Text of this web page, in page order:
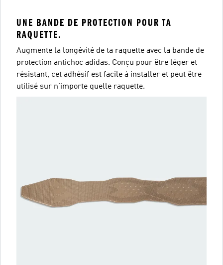
UNE BANDE DE PROTECTION POUR TA
RAQUETTE.
Augmente la longévité de ta raquette avec la bande de
protection antichoc adidas. Conçu pour être léger et
résistant, cet adhésif est facile à installer et peut être
utilisé sur n'importe quelle raquette.